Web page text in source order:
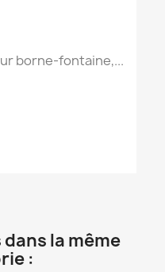
borne-fontaine,...
la même
: